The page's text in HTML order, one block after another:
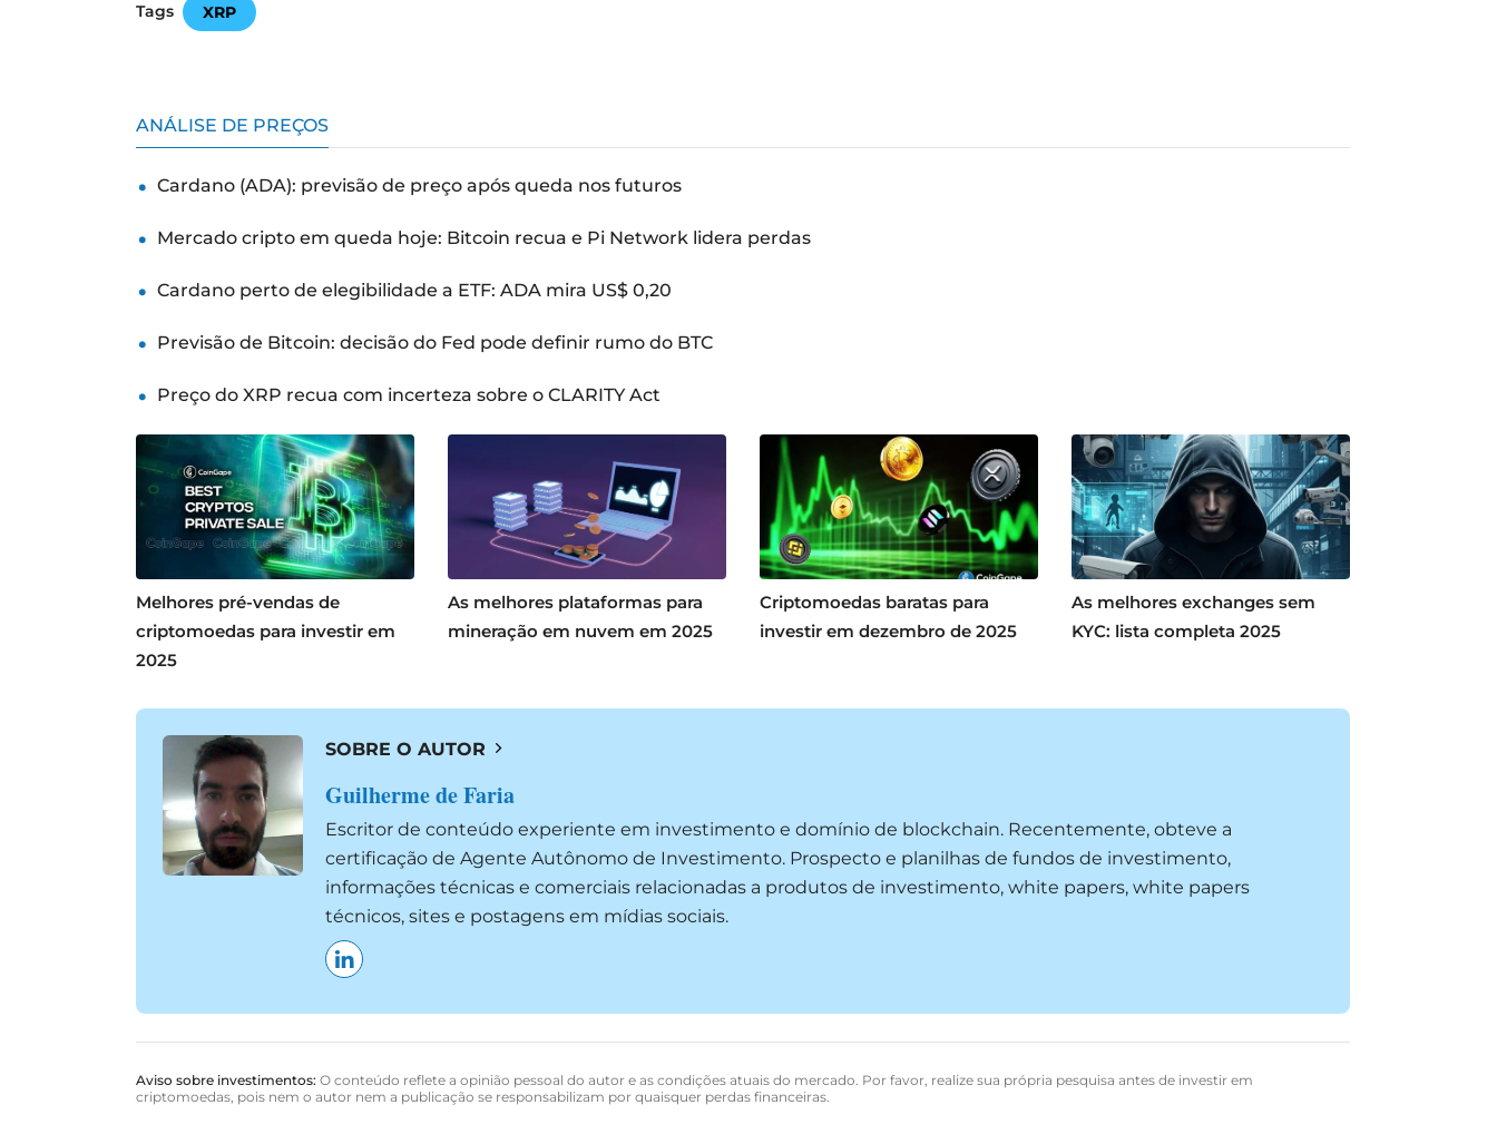
Tags XRP
ANÁLISE DE PREÇOS
Cardano (ADA): previsão de preço após queda nos futuros
Mercado cripto em queda hoje: Bitcoin recua e Pi Network lidera perdas
Cardano perto de elegibilidade a ETF: ADA mira US$ 0,20
Previsão de Bitcoin: decisão do Fed pode definir rumo do BTC
Preço do XRP recua com incerteza sobre o CLARITY Act
Melhores pré-vendas de
criptomoedas para investir em
2025
As melhores plataformas para
mineração em nuvem em 2025
Criptomoedas baratas para
investir em dezembro de 2025
As melhores exchanges sem
KYC: lista completa 2025
SOBRE O AUTOR
Guilherme de Faria
Escritor de conteúdo experiente em investimento e domínio de blockchain. Recentemente, obteve a
certificação de Agente Autônomo de Investimento. Prospecto e planilhas de fundos de investimento,
informações técnicas e comerciais relacionadas a produtos de investimento, white papers, white papers
técnicos, sites e postagens em mídias sociais.
Aviso sobre investimentos: O conteúdo reflete a opinião pessoal do autor e as condições atuais do mercado. Por favor, realize sua própria pesquisa antes de investir em
criptomoedas, pois nem o autor nem a publicação se responsabilizam por quaisquer perdas financeiras.